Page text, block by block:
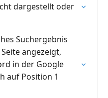
dargestellt oder
Suchergebnis
angezeigt,
in der Google
auf Position 1